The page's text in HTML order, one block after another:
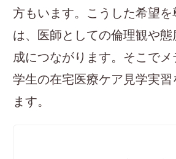
方もいます。こうした希望を
は、医師としての倫理観や
成につながります。そこで
学生の在宅医療ケア見学実
ます。